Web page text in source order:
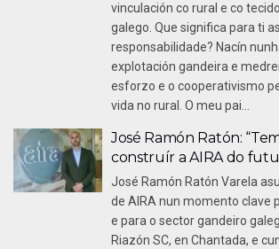
vinculación co rural e co
galego. Que significa para ti
responsabilidade? Nacín
explotación gandeira e
esforzo e o cooperativismo
vida no rural. O meu pai...
José Ramón Ratón:
construír a AIRA do
José Ramón Ratón Varela
de AIRA nun momento clave
e para o sector gandeiro
Riazón SC, en Chantada, e